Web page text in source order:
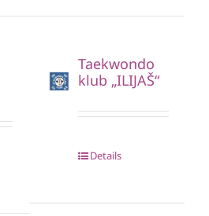
Taekwondo
klub „ILIJAŠ“
Details